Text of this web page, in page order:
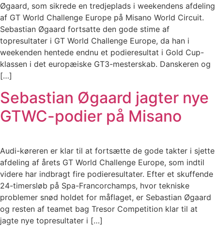
Øgaard, som sikrede en tredjeplads i weekendens afdeling
af GT World Challenge Europe på Misano World Circuit.
Sebastian Øgaard fortsatte den gode stime af
topresultater i GT World Challenge Europe, da han i
weekenden hentede endnu et podieresultat i Gold Cup-
klassen i det europæiske GT3-mesterskab. Danskeren og
[…]
Sebastian Øgaard jagter nye
GTWC-podier på Misano
Audi-køreren er klar til at fortsætte de gode takter i sjette
afdeling af årets GT World Challenge Europe, som indtil
videre har indbragt fire podieresultater. Efter et skuffende
24-timersløb på Spa-Francorchamps, hvor tekniske
problemer snød holdet for måflaget, er Sebastian Øgaard
og resten af teamet bag Tresor Competition klar til at
jagte nye topresultater i […]